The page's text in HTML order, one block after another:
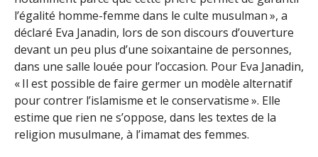
l’égalité homme-femme dans le culte musulman », a
déclaré Eva Janadin, lors de son discours d’ouverture
devant un peu plus d’une soixantaine de personnes,
dans une salle louée pour l’occasion. Pour Eva Janadin,
« Il est possible de faire germer un modèle alternatif
pour contrer l’islamisme et le conservatisme ». Elle
estime que rien ne s’oppose, dans les textes de la
religion musulmane, à l’imamat des femmes.